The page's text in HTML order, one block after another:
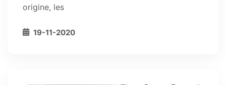
origine, les
19-11-2020